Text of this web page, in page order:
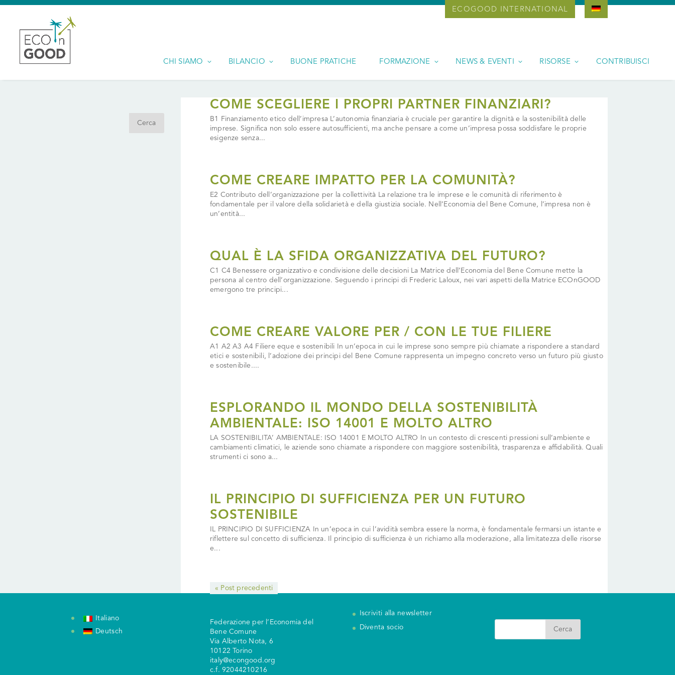
ECOGOOD INTERNATIONAL
CHI SIAMO BILANCIO BUONE PRATICHE FORMAZIONE NEWS & EVENTI RISORSE CONTRIBUISCI
COME SCEGLIERE I PROPRI PARTNER FINANZIARI?
B1 Finanziamento etico dell’impresa L’autonomia finanziaria è cruciale per garantire la dignità e la sostenibilità delle
imprese. Significa non solo essere autosufficienti, ma anche pensare a come un’impresa possa soddisfare le proprie
esigenze senza...
COME CREARE IMPATTO PER LA COMUNITÀ?
E2 Contributo dell’organizzazione per la collettività La relazione tra le imprese e le comunità di riferimento è
fondamentale per il valore della solidarietà e della giustizia sociale. Nell’Economia del Bene Comune, l’impresa non è
un’entità...
QUAL È LA SFIDA ORGANIZZATIVA DEL FUTURO?
C1 C4 Benessere organizzativo e condivisione delle decisioni La Matrice dell’Economia del Bene Comune mette la
persona al centro dell’organizzazione. Seguendo i principi di Frederic Laloux, nei vari aspetti della Matrice ECOnGOOD
emergono tre principi...
COME CREARE VALORE PER / CON LE TUE FILIERE
A1 A2 A3 A4 Filiere eque e sostenibili In un’epoca in cui le imprese sono sempre più chiamate a rispondere a standard
etici e sostenibili, l’adozione dei principi del Bene Comune rappresenta un impegno concreto verso un futuro più giusto
e sostenibile....
ESPLORANDO IL MONDO DELLA SOSTENIBILITÀ
AMBIENTALE: ISO 14001 E MOLTO ALTRO
LA SOSTENIBILITA’ AMBIENTALE: ISO 14001 E MOLTO ALTRO In un contesto di crescenti pressioni sull’ambiente e
cambiamenti climatici, le aziende sono chiamate a rispondere con maggiore sostenibilità, trasparenza e affidabilità. Quali
strumenti ci sono a...
IL PRINCIPIO DI SUFFICIENZA PER UN FUTURO
SOSTENIBILE
IL PRINCIPIO DI SUFFICIENZA In un’epoca in cui l’avidità sembra essere la norma, è fondamentale fermarsi un istante e
riflettere sul concetto di sufficienza. Il principio di sufficienza è un richiamo alla moderazione, alla limitatezza delle risorse
e...
« Post precedenti
Italiano
Deutsch
Federazione per l’Economia del
Bene Comune
Via Alberto Nota, 6
10122 Torino
italy@econgood.org
c.f. 92044210216
Iscriviti alla newsletter
Diventa socio